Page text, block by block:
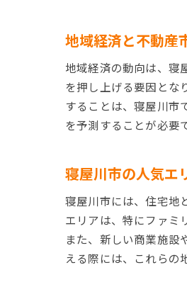
地域経済と不動産
地域経済の動向は、寝
を押し上げる要因とな
することは、寝屋川市
を予測することが必要
寝屋川市の人気エ
寝屋川市には、住宅地
エリアは、特にファミ
また、新しい商業施設
える際には、これらの